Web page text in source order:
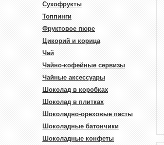
Сухофрукты
Топпинги
Фруктовое пюре
Цикорий и корица
Чай
Чайно-кофейные сервизы
Чайные аксессуары
Шоколад в коробках
Шоколад в плитках
Шоколадно-ореховые пасты
Шоколадные батончики
Шоколадные конфеты